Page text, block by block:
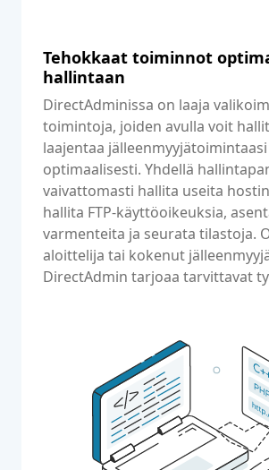
Tehokkaat toiminnot
hallintaan
DirectAdminissa on laaja
toimintoja, joiden avulla voit
laajentaa jälleenmyyjätoimintaasi
optimaalisesti. Yhdellä
vaivattomasti hallita useita
hallita FTP-käyttöoikeuksia,
varmenteita ja seurata tilastoja.
aloittelija tai kokenut
DirectAdmin tarjoaa tarvittavat